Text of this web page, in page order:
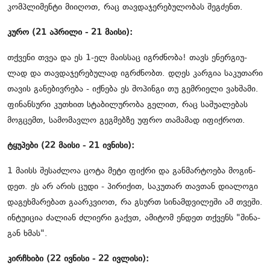
კომ­პლი­მენ­ტი მი­ი­ღოთ, რაც თავ­და­ჯე­რე­ბუ­ლო­ბას შეგ­ძენთ.
კურო (21 აპ­რი­ლი - 21 მა­ი­სი):
თქვე­ნი თვეა და ეს 1-ელ მა­ის­საც იგ­რძნო­ბა! თავს ენერ­გი­უ­
ლად და თავ­და­ჯე­რე­ბუ­ლად იგ­რძნობთ. დღეს კარ­გია სა­კუ­თა­რი
თა­ვის გა­ნე­ბივ­რე­ბა - იქ­ნე­ბა ეს შო­პინ­გი თუ გემ­რი­ე­ლი ვახ­შა­მი.
ფი­ნან­სუ­რი კუ­თხით სტა­ბი­ლუ­რო­ბა გე­ლით, რაც სა­შუ­ა­ლე­ბას
მოგ­ცემთ, სა­მო­მავ­ლო გეგ­მებ­ზე უფრო თა­მა­მად იფიქ­როთ.
ტყუ­პე­ბი (22 მა­ი­სი - 21 ივ­ნი­სი):
1 მა­ისს შე­საძ­ლოა ცოტა მეტი ფიქ­რი და გან­მარ­ტო­ე­ბა მო­გინ­
დეთ. ეს არ არის ცუდი - პი­რი­ქით, სა­კუ­თარ თავ­თან დი­ა­ლო­გი
და­გეხ­მა­რე­ბათ გა­არ­კვი­ოთ, რა გსურთ სი­ნამ­დვი­ლე­ში ამ თვე­ში.
ინ­ტუ­ი­ცია ძა­ლი­ან ძლი­ე­რი გაქვთ, ამი­ტომ ენ­დეთ თქვენს "ში­ნა­
გან ხმას".
კირჩხი­ბი (22 ივ­ნი­სი - 22 ივ­ლი­სი):